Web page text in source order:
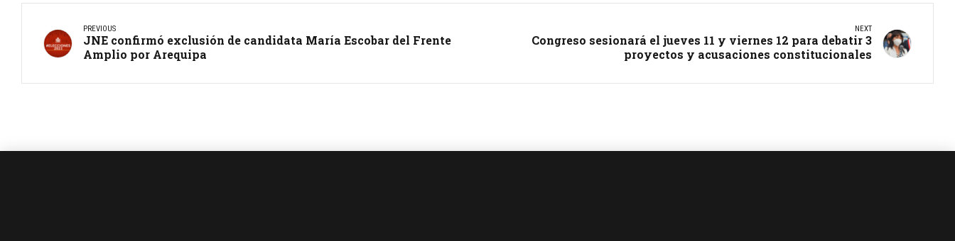
PREVIOUS
JNE confirmó exclusión de candidata María Escobar del Frente
Amplio por Arequipa
NEXT
Congreso sesionará el jueves 11 y viernes 12 para debatir 3
proyectos y acusaciones constitucionales